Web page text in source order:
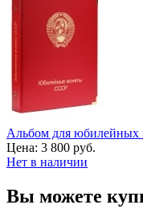
Альбом для юбилейных
Цена: 3 800 руб.
Нет в наличии
Вы можете